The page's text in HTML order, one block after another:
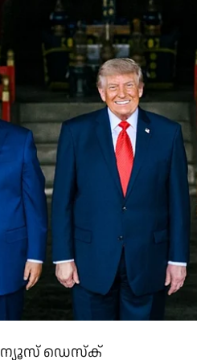
ന്യൂസ് ഡെസ്ക്